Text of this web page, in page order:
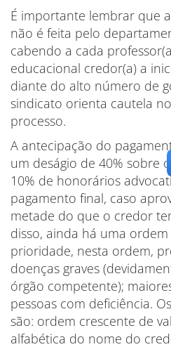
É importante lembrar que
não é feita pelo
cabendo a cada
educacional credor(a) a
diante do alto número de
sindicato orienta cautela
processo.
A antecipação do
um deságio de 40% sobre
10% de honorários
pagamento final, caso
metade do que o credor
disso, ainda há uma
prioridade, nesta ordem,
doenças graves
órgão competente);
pessoas com deficiência.
são: ordem crescente de
alfabética do nome do